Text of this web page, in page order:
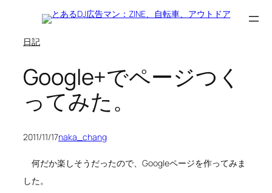
日記
Google+でページつく
ってみた。
2011/11/17naka_chang
何だか楽しそうだったので、Googleページを作ってみま
した。